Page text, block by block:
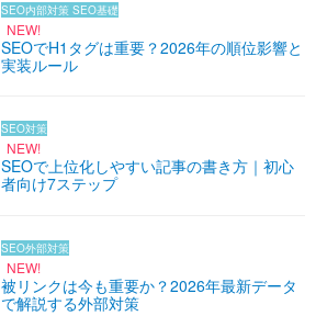
SEO内部対策 SEO基礎
NEW!
SEOでH1タグは重要？2026年の順位影響と
実装ルール
SEO対策
NEW!
SEOで上位化しやすい記事の書き方｜初心
者向け7ステップ
SEO外部対策
NEW!
被リンクは今も重要か？2026年最新データ
で解説する外部対策